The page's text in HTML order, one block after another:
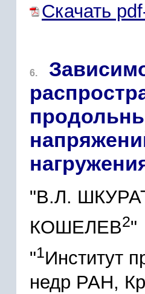
Скачать
6.
"В.Л.
КОШЕЛЕВ2"
"1Институт
недр РАН,